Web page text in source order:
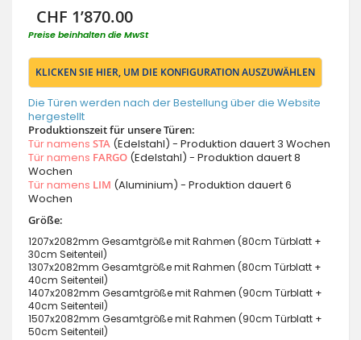
CHF 1’870.00
Preise beinhalten die MwSt
KLICKEN SIE HIER, UM DIE KONFIGURATION AUSZUWÄHLEN
Die Türen werden nach der Bestellung über die Website
hergestellt
Produktionszeit für unsere Türen:
Tür namens STA (Edelstahl) - Produktion dauert 3 Wochen
Tür namens FARGO (Edelstahl) - Produktion dauert 8
Wochen
Tür namens LIM (Aluminium) - Produktion dauert 6
Wochen
Größe:
1207x2082mm Gesamtgröße mit Rahmen (80cm Türblatt +
30cm Seitenteil)
1307x2082mm Gesamtgröße mit Rahmen (80cm Türblatt +
40cm Seitenteil)
1407x2082mm Gesamtgröße mit Rahmen (90cm Türblatt +
40cm Seitenteil)
1507x2082mm Gesamtgröße mit Rahmen (90cm Türblatt +
50cm Seitenteil)